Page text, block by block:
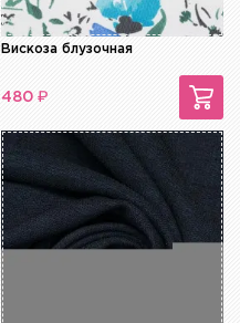
Вискоза блузочная
480 ₽